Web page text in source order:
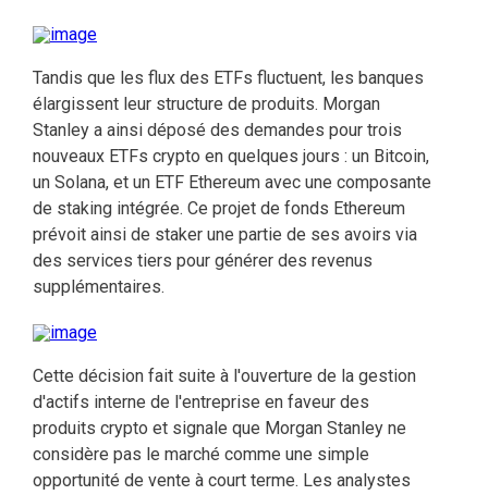
Tandis que les flux des ETFs fluctuent, les banques
élargissent leur structure de produits. Morgan
Stanley a ainsi déposé des demandes pour trois
nouveaux ETFs crypto en quelques jours : un Bitcoin,
un Solana, et un ETF Ethereum avec une composante
de staking intégrée. Ce projet de fonds Ethereum
prévoit ainsi de staker une partie de ses avoirs via
des services tiers pour générer des revenus
supplémentaires.
Cette décision fait suite à l'ouverture de la gestion
d'actifs interne de l'entreprise en faveur des
produits crypto et signale que Morgan Stanley ne
considère pas le marché comme une simple
opportunité de vente à court terme. Les analystes